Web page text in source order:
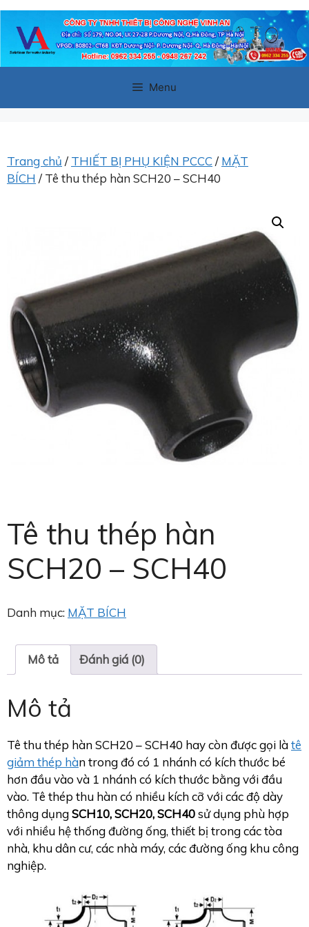
Chuyển
đến
Menu
Trang chủ / THIẾT BỊ PHỤ KIỆN PCCC/ MẶT
BÍCH / Tê thu thép hàn SCH20 – SCH40
Tê thu thép hàn
SCH20 – SCH40
Danh mục: MẶT BÍCH
Mô tả Đánh giá (0)
Mô tả
Tê thu thép hàn SCH20 – SCH40 hay còn được gọi làtê
giảm thép hàn trong đó có 1 nhánh có kích thước bé
hơn đầu vào và 1 nhánh có kích thước bằng với đầu
vào. Tê thép thu hàn có nhiều kích cỡ với các độ dày
thông dụngSCH10, SCH20, SCH40sử dụng phù hợp
với nhiều hệ thống đường ống, thiết bị trong các tòa
nhà, khu dân cư, các nhà máy, các đường ống khu công
nghiệp.